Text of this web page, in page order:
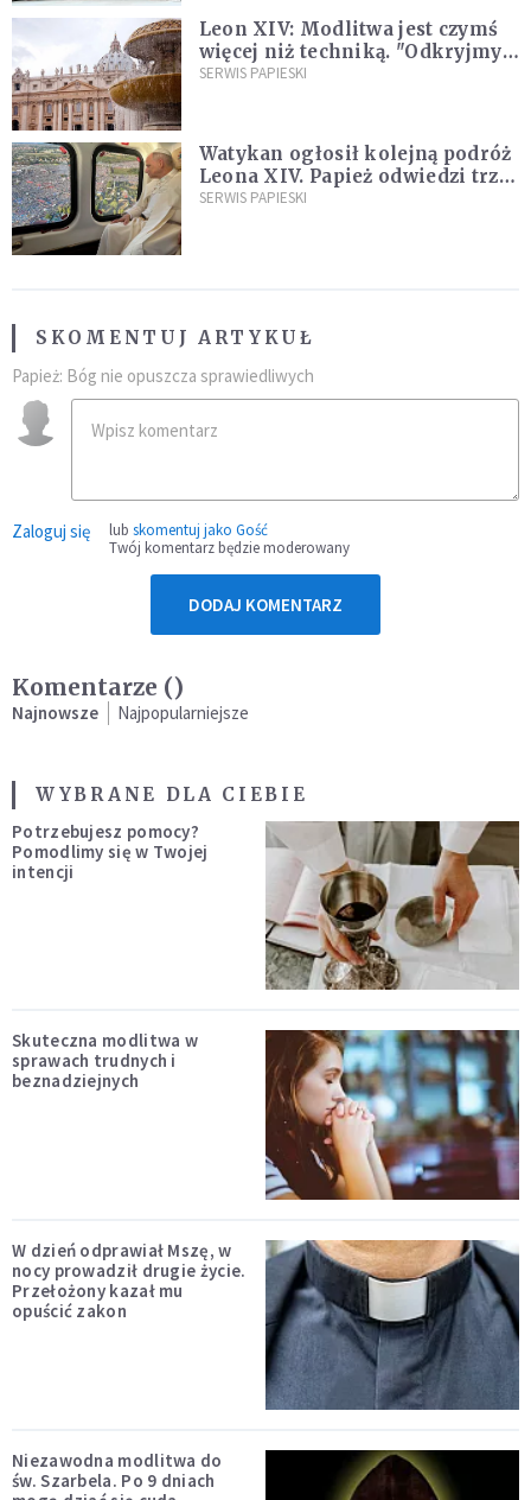
Leon XIV: Modlitwa jest czymś
więcej niż techniką. "Odkryjmy
ją na nowo"
SERWIS PAPIESKI
Watykan ogłosił kolejną podróż
Leona XIV. Papież odwiedzi trzy
kraje Ameryki Południowej
SERWIS PAPIESKI
SKOMENTUJ ARTYKUŁ
Papież: Bóg nie opuszcza sprawiedliwych
Zaloguj się lub skomentuj jako Gość
Twój komentarz będzie moderowany
DODAJ KOMENTARZ
Komentarze ()
Najnowsze Najpopularniejsze
WYBRANE DLA CIEBIE
Potrzebujesz pomocy?
Pomodlimy się w Twojej
intencji
Skuteczna modlitwa w
sprawach trudnych i
beznadziejnych
W dzień odprawiał Mszę, w
nocy prowadził drugie życie.
Przełożony kazał mu
opuścić zakon
Niezawodna modlitwa do
św. Szarbela. Po 9 dniach